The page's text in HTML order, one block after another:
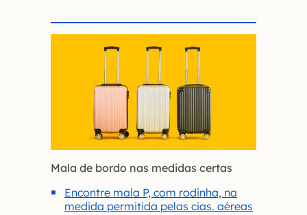
Mala de bordo nas medidas certas
Encontre mala P, com rodinha, na
medida permitida pelas cias. aéreas